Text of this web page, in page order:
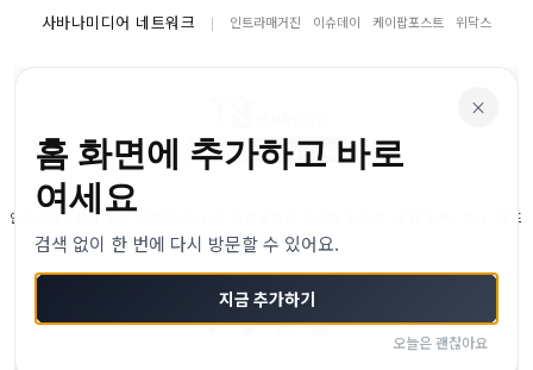
사바나미디어 네트워크 인트라매거진 이슈데이 케이팝포스트 위닥스
인트라매거진의 모든 콘텐츠(기사)는 저작권법의 보호를 받으며, 무단 전재, 복사, 배포
등을 금합니다.
© 2024–2026 인트라매거진. All Rights Reserved
×
홈 화면에 추가하고 바로
여세요
검색 없이 한 번에 다시 방문할 수 있어요.
지금 추가하기
오늘은 괜찮아요